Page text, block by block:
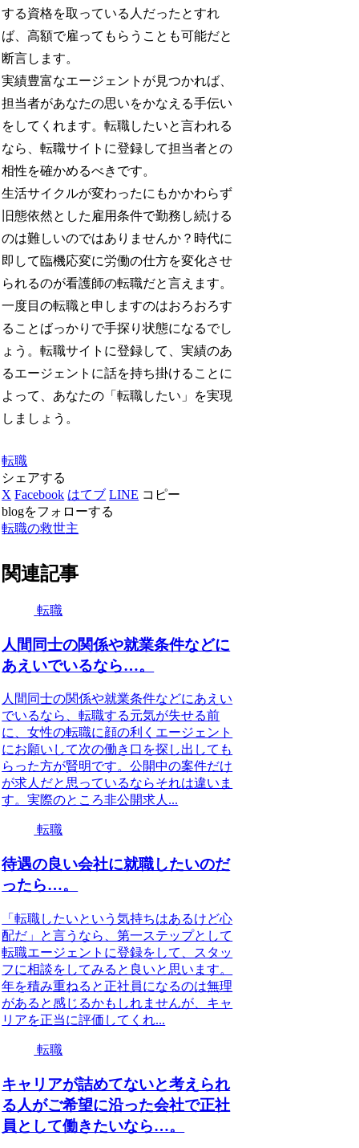
する資格を取っている人だったとすれ
ば、高額で雇ってもらうことも可能だと
断言します。
実績豊富なエージェントが見つかれば、
担当者があなたの思いをかなえる手伝い
をしてくれます。転職したいと言われる
なら、転職サイトに登録して担当者との
相性を確かめるべきです。
生活サイクルが変わったにもかかわらず
旧態依然とした雇用条件で勤務し続ける
のは難しいのではありませんか？時代に
即して臨機応変に労働の仕方を変化させ
られるのが看護師の転職だと言えます。
一度目の転職と申しますのはおろおろす
ることばっかりで手探り状態になるでし
ょう。転職サイトに登録して、実績のあ
るエージェントに話を持ち掛けることに
よって、あなたの「転職したい」を実現
しましょう。
転職
シェアする
X Facebook はてブ LINE コピー
blogをフォローする
転職の救世主
関連記事
転職
人間同士の関係や就業条件などに
あえいでいるなら…。
人間同士の関係や就業条件などにあえい
でいるなら、転職する元気が失せる前
に、女性の転職に顔の利くエージェント
にお願いして次の働き口を探し出しても
らった方が賢明です。公開中の案件だけ
が求人だと思っているならそれは違いま
す。実際のところ非公開求人...
転職
待遇の良い会社に就職したいのだ
ったら…。
「転職したいという気持ちはあるけど心
配だ」と言うなら、第一ステップとして
転職エージェントに登録をして、スタッ
フに相談をしてみると良いと思います。
年を積み重ねると正社員になるのは無理
があると感じるかもしれませんが、キャ
リアを正当に評価してくれ...
転職
キャリアが詰めてないと考えられ
る人がご希望に沿った会社で正社
員として働きたいなら…。